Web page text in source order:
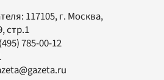
117105, г. Москва,
стр.1
785-00-12